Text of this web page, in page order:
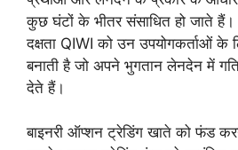
कुछ घंटों के भीतर संसाधित हो जाते
दक्षता QIWI को उन उपयोगकर्ताओं के
बनाती है जो अपने भुगतान लेनदेन में
देते हैं।
बाइनरी ऑप्शन ट्रेडिंग खाते को फंड